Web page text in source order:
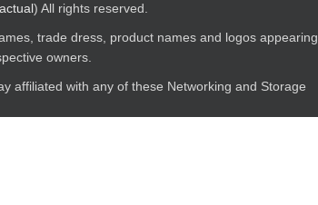
) All rights reserved.
trade dress, product names and logos appearing
owners.
affiliated with any of these Networking and Storage